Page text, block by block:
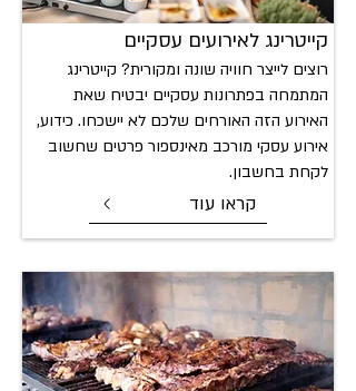
קייטרינג לאירועים עסקיים
רוצים לייצר חוויה שונה ומקורית? קייטרינג
המתמחה בפתרונות עסקיים יבטיח שאת
האירוע הזה האורחים שלכם לא יישכחו. כידוע,
אירוע עסקי מורכב מאינספור פרטים שחשוב
לקחת בחשבון.
קראו עוד